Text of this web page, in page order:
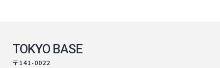
TOKYO BASE
〒141-0022